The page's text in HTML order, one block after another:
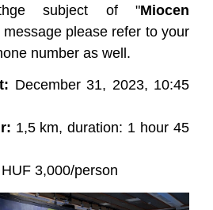
subject of "Miocen
please refer to your
number as well.
December 31, 2023, 10:45
1,5 km, duration: 1 hour 45
HUF 3,000/person